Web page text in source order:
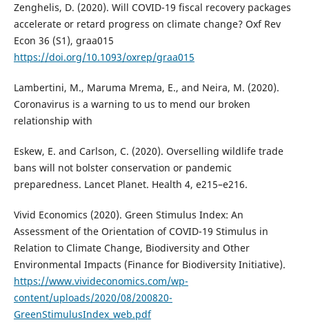
Zenghelis, D. (2020). Will COVID-19 fiscal recovery packages
accelerate or retard progress on climate change? Oxf Rev
Econ 36 (S1), graa015
https://doi.org/10.1093/oxrep/graa015
Lambertini, M., Maruma Mrema, E., and Neira, M. (2020).
Coronavirus is a warning to us to mend our broken
relationship with
Eskew, E. and Carlson, C. (2020). Overselling wildlife trade
bans will not bolster conservation or pandemic
preparedness. Lancet Planet. Health 4, e215–e216.
Vivid Economics (2020). Green Stimulus Index: An
Assessment of the Orientation of COVID-19 Stimulus in
Relation to Climate Change, Biodiversity and Other
Environmental Impacts (Finance for Biodiversity Initiative).
https://www.vivideconomics.com/wp-
content/uploads/2020/08/200820-
GreenStimulusIndex_web.pdf